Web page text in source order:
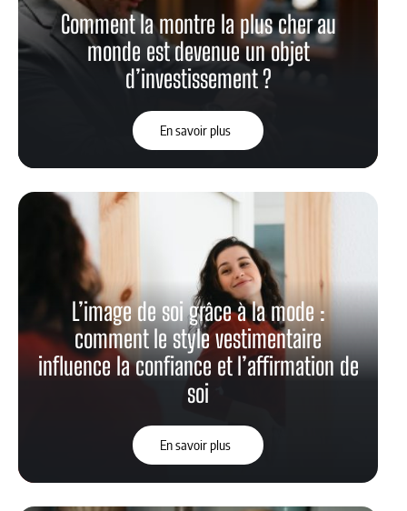
Comment la montre la plus cher au
monde est devenue un objet
d’investissement ?
En savoir plus
L’image de soi grâce à la mode :
comment le style vestimentaire
influence la confiance et l’affirmation de
soi
En savoir plus